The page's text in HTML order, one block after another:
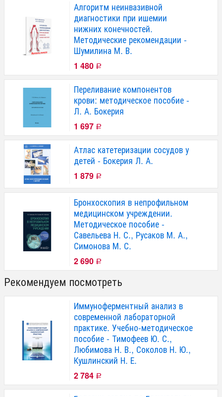
Алгоритм неинвазивной
диагностики при ишемии
нижних конечностей.
Методические рекомендации -
Шумилина М. В.
1 480 Р
Переливание компонентов
крови: методическое пособие -
Л. А. Бокерия
1 697 Р
Атлас катетеризации сосудов у
детей - Бокерия Л. А.
1 879 Р
Бронхоскопия в непрофильном
медицинском учреждении.
Методическое пособие -
Савельева Н. С., Русаков М. А.,
Симонова М. С.
2 690 Р
Рекомендуем посмотреть
Иммуноферментный анализ в
современной лабораторной
практике. Учебно-методическое
пособие - Тимофеев Ю. С.,
Любимова Н. В., Соколов Н. Ю.,
Кушлинский Н. Е.
2 784 Р